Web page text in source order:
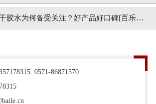
胶水为何备受关注？好产品好口碑[百乐粘
0571-86871570